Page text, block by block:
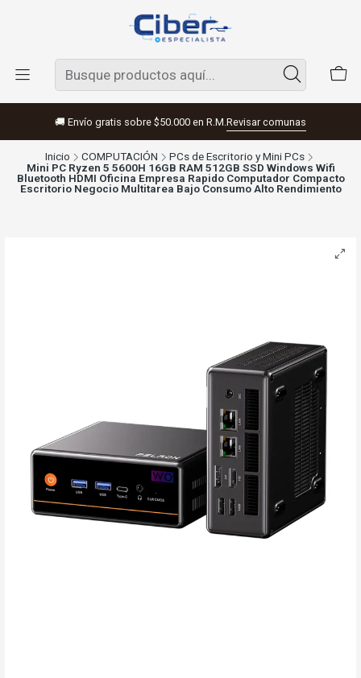
🚚 Envío gratis sobre $50.000 en R.M. Revisar comunas
Inicio COMPUTACIÓN
PCs de Escritorio y Mini PCs
Mini PC Ryzen 5 5600H 16GB RAM 512GB SSD Windows Wifi
Bluetooth HDMI Oficina Empresa Rapido Computador Compacto
Escritorio Negocio Multitarea Bajo Consumo Alto Rendimiento